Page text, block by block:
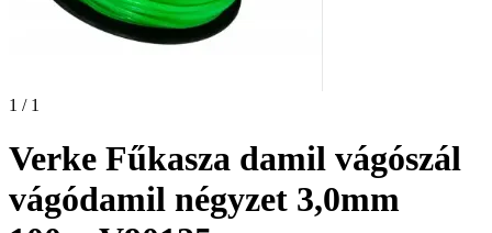
1 / 1
Verke Fűkasza damil vágószál
vágódamil négyzet 3,0mm